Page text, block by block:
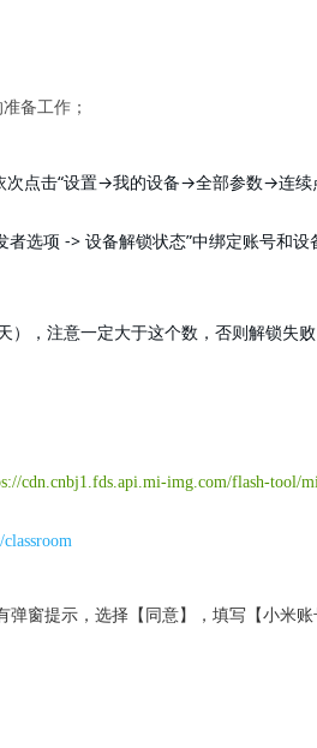
备工作；
次点击“设置→我的设备→全部参数→连续
者选项 -> 设备解锁状态”中绑定账号和
），注意一定大于这个数，否则解锁失
cdn.cnbj1.fds.api.mi-img.com/flash-tool/
弹窗提示，选择【同意】，填写【小米